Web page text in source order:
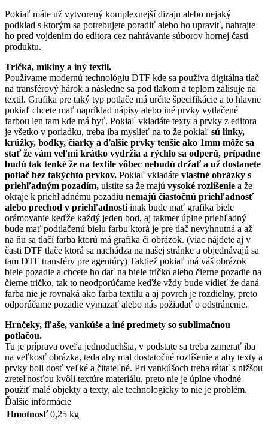
Pokiaľ máte už vytvorený komplexnejší dizajn alebo nejaký
podklad s ktorým sa potrebujete poradiť alebo ho upraviť, nahrajte
ho pred vojdením do editora cez nahrávanie súborov hornej časti
produktu.
Tričká, mikiny a iný textil.
Používame modernú technológiu DTF kde sa používa digitálna tlač
na transférový hárok a následne sa pod tlakom a teplom zalisuje na
textil. Grafika pre taký typ potlače má určite špecifikácie a to hlavne
pokiaľ chcete mať napríklad nápisy alebo iné prvky vytlačené
farbou len tam kde má byť. Pokiaľ vkladáte texty a prvky z editora
je všetko v poriadku, treba iba myslieť na to že pokiaľ sú linky,
krúžky, bodky, čiarky a ďalšie prvky tenšie ako 1mm môže sa
stať že vám veľmi krátko vydržia a rýchlo sa odperú, prípadne
budú tak tenké že na textile vôbec nebudú držať a už dostanete
potlač bez takýchto prvkov. Pokiaľ vkladáte vlastné obrázky s
priehľadným pozadím, uistite sa že majú vysoké rozlíšenie a že
okraje k priehľadnému pozadiu nemajú čiastočnú priehľadnosť
alebo prechod v priehľadnosti inak bude mať grafika biele
orámovanie keďže každý jeden bod, aj takmer úplne priehľadný
bude mať podtlačenú bielu farbu ktorá je pre tlač nevyhnutná a až
na ňu sa tlačí farba ktorú má grafika či obrázok. (viac nájdete aj v
časti DTF tlače ktorá sa nachádza na našej stránke a objednávajú sa
tam DTF transféry pre agentúry) Taktiež pokiaľ má váš obrázok
biele pozadie a chcete ho dať na biele tričko alebo čierne pozadie na
čierne tričko, tak to neodporúčame keďže vždy bude vidieť že daná
farba nie je rovnaká ako farba textilu a aj povrch je rozdielny, preto
odporúčame pozadie vymazať alebo nás požiadať o odstránenie.
Hrnčeky, fľaše, vankúše a iné predmety so sublimačnou
potlačou.
Tu je príprava oveľa jednoduchšia, v podstate sa treba zamerať iba
na veľkosť obrázka, teda aby mal dostatočné rozlíšenie a aby texty a
prvky boli dosť veľké a čitateľné. Pri vankúšoch treba rátať s nižšou
zreteľnosťou kvôli textúre materiálu, preto nie je úplne vhodné
použiť malé objekty a texty, ale technologicky to nie je problém.
Ďalšie informácie
Hmotnosť 0,25 kg